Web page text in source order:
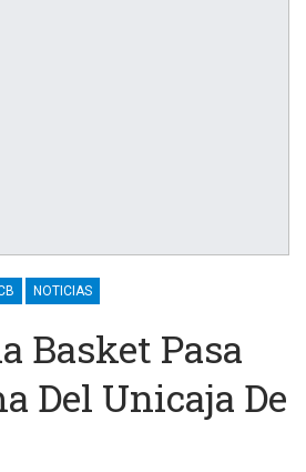
NOTICIAS
Basket Pasa
Del Unicaja De